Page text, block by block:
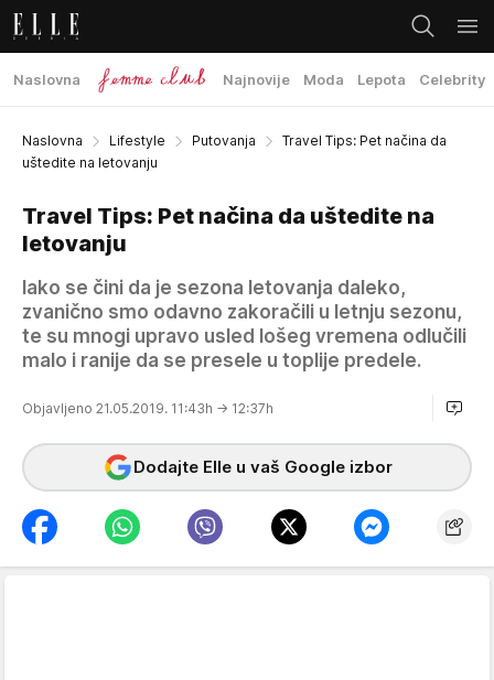
Naslovna Najnovije Moda Lepota Celebrity
Naslovna Lifestyle Putovanja
Travel Tips: Pet načina da
uštedite na letovanju
Travel Tips: Pet načina da uštedite na
letovanju
Iako se čini da je sezona letovanja daleko,
zvanično smo odavno zakoračili u letnju sezonu,
te su mnogi upravo usled lošeg vremena odlučili
malo i ranije da se presele u toplije predele.
Objavljeno 21.05.2019. 11:43h → 12:37h
Dodajte Elle u vaš Google izbor